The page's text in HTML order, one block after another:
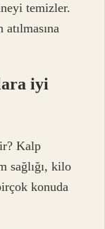
temizler.
iyi
Kalp
sağlığı, kilo
konuda